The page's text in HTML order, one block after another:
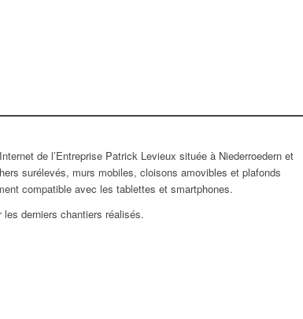
de l’Entreprise Patrick Levieux située à Niederroedern et
surélevés, murs mobiles, cloisons amovibles et plafonds
compatible avec les tablettes et smartphones.
les derniers chantiers réalisés.